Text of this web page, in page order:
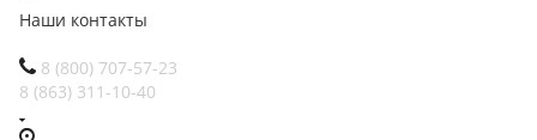
Наши контакты
8 (800) 707-57-23
8 (863) 311-10-40